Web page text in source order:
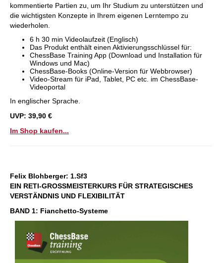
kommentierte Partien zu, um Ihr Studium zu unterstützen und
die wichtigsten Konzepte in Ihrem eigenen Lerntempo zu
wiederholen.
6 h 30 min Videolaufzeit (Englisch)
Das Produkt enthält einen Aktivierungsschlüssel für:
ChessBase Training App (Download und Installation für
Windows und Mac)
ChessBase-Books (Online-Version für Webbrowser)
Video-Stream für iPad, Tablet, PC etc. im ChessBase-
Videoportal
In englischer Sprache.
UVP: 39,90 €
Im Shop kaufen...
Felix Blohberger: 1.Sf3
EIN RETI-GROSSMEISTERKURS FÜR STRATEGISCHES
VERSTÄNDNIS UND FLEXIBILITÄT
BAND 1: Fianchetto-Systeme